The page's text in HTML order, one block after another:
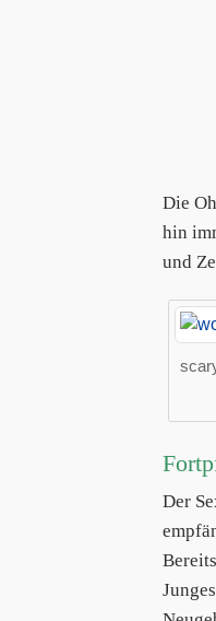
Die
hin
und
Der